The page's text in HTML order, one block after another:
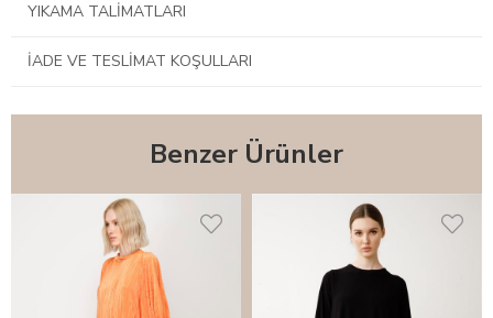
YIKAMA TALIMATLARI
İADE VE TESLIMAT KOŞULLARI
Benzer Ürünler